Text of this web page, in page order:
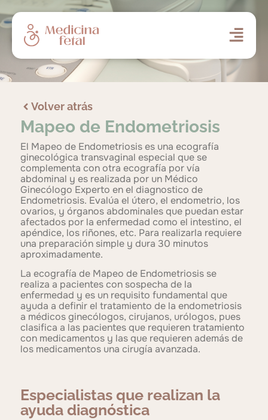
Volver atrás
Mapeo de Endometriosis
El Mapeo de Endometriosis es una ecografía
ginecológica transvaginal especial que se
complementa con otra ecografía por vía
abdominal y es realizada por un Médico
Ginecólogo Experto en el diagnostico de
Endometriosis. Evalúa el útero, el endometrio, los
ovarios, y órganos abdominales que puedan estar
afectados por la enfermedad como el intestino, el
apéndice, los riñones, etc. Para realizarla requiere
una preparación simple y dura 30 minutos
aproximadamente.
La ecografía de Mapeo de Endometriosis se
realiza a pacientes con sospecha de la
enfermedad y es un requisito fundamental que
ayuda a definir el tratamiento de la endometriosis
a médicos ginecólogos, cirujanos, urólogos, pues
clasifica a las pacientes que requieren tratamiento
con medicamentos y las que requieren además de
los medicamentos una cirugía avanzada.
Especialistas que realizan la
ayuda diagnóstica